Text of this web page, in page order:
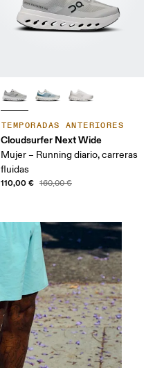
TEMPORADAS ANTERIORES
Cloudsurfer Next Wide
Mujer – Running diario, carreras
fluidas
110,00 € 160,00 €